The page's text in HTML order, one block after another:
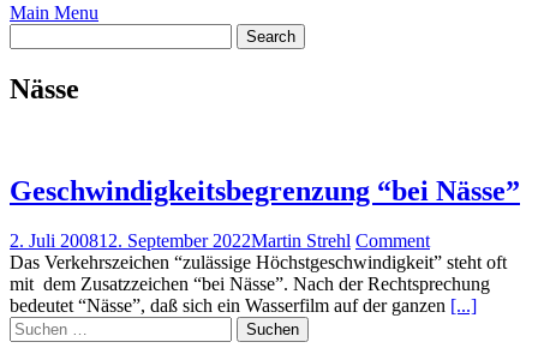
Main Menu
Nässe
Geschwindigkeitsbegrenzung “bei Nässe”
2. Juli 200812. September 2022Martin Strehl Comment
Das Verkehrszeichen “zulässige Höchstgeschwindigkeit” steht oft
mit dem Zusatzzeichen “bei Nässe”. Nach der Rechtsprechung
bedeutet “Nässe”, daß sich ein Wasserfilm auf der ganzen [...]
Suchen
nach: